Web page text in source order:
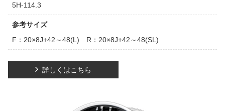
5H-114.3
参考サイズ
F：20×8J+42～48(L) R：20×8J+42～48(SL)
詳しくはこちら